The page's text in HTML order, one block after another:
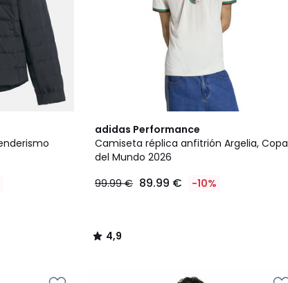
adidas Performance
Camiseta réplica anfitrión Argelia, Copa
del Mundo 2026
99.99 € 89.99 € -10%
4,9
/ 5
4,9
/